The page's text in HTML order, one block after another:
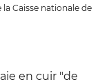
Caisse nationale de
en cuir "de